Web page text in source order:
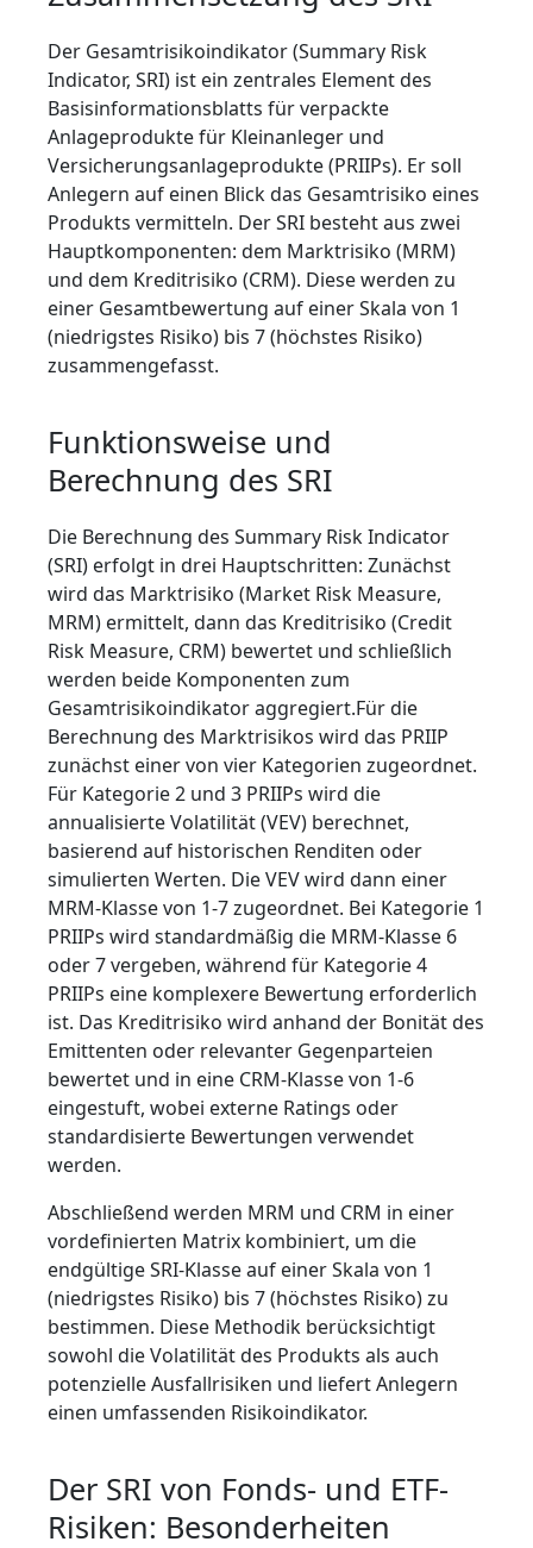
Der Gesamtrisikoindikator (Summary Risk
Indicator, SRI) ist ein zentrales Element des
Basisinformationsblatts für verpackte
Anlageprodukte für Kleinanleger und
Versicherungsanlageprodukte (PRIIPs). Er soll
Anlegern auf einen Blick das Gesamtrisiko eines
Produkts vermitteln. Der SRI besteht aus zwei
Hauptkomponenten: dem Marktrisiko (MRM)
und dem Kreditrisiko (CRM). Diese werden zu
einer Gesamtbewertung auf einer Skala von 1
(niedrigstes Risiko) bis 7 (höchstes Risiko)
zusammengefasst.
Funktionsweise und
Berechnung des SRI
Die Berechnung des Summary Risk Indicator
(SRI) erfolgt in drei Hauptschritten: Zunächst
wird das Marktrisiko (Market Risk Measure,
MRM) ermittelt, dann das Kreditrisiko (Credit
Risk Measure, CRM) bewertet und schließlich
werden beide Komponenten zum
Gesamtrisikoindikator aggregiert.Für die
Berechnung des Marktrisikos wird das PRIIP
zunächst einer von vier Kategorien zugeordnet.
Für Kategorie 2 und 3 PRIIPs wird die
annualisierte Volatilität (VEV) berechnet,
basierend auf historischen Renditen oder
simulierten Werten. Die VEV wird dann einer
MRM-Klasse von 1-7 zugeordnet. Bei Kategorie 1
PRIIPs wird standardmäßig die MRM-Klasse 6
oder 7 vergeben, während für Kategorie 4
PRIIPs eine komplexere Bewertung erforderlich
ist. Das Kreditrisiko wird anhand der Bonität des
Emittenten oder relevanter Gegenparteien
bewertet und in eine CRM-Klasse von 1-6
eingestuft, wobei externe Ratings oder
standardisierte Bewertungen verwendet
werden.
Abschließend werden MRM und CRM in einer
vordefinierten Matrix kombiniert, um die
endgültige SRI-Klasse auf einer Skala von 1
(niedrigstes Risiko) bis 7 (höchstes Risiko) zu
bestimmen. Diese Methodik berücksichtigt
sowohl die Volatilität des Produkts als auch
potenzielle Ausfallrisiken und liefert Anlegern
einen umfassenden Risikoindikator.
Der SRI von Fonds- und ETF-
Risiken: Besonderheiten